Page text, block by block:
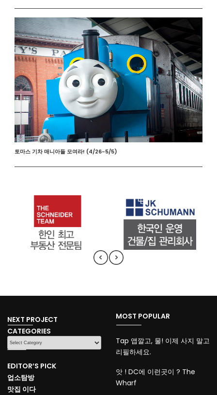
토마스 기차 매니아들 모여라! (4/26-5/5)
NEXT PROJECT
CATEGORIES
CATEGORIES
EDITOR’S PICK
업소탐방
맛집 이다
MOST POPULAR
Tap 앱깔고, 물! 이제 사지 말고
리필하세요.
앗 ! DC에 이런곳이 ? The
Wharf